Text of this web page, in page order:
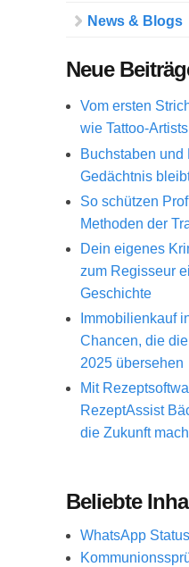
News & Blogs
Neue
Vom ersten
wie Tattoo-
Buchstaben und
Gedächtnis
So schützen
Methoden der
Dein eigenes
zum Regisseur
Geschichte
Immobilienkauf
Chancen, die
2025 übersehen
Mit
RezeptAssist
die Zukunft
Beliebte
WhatsApp